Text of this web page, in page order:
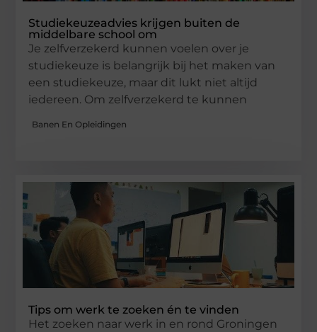
Studiekeuzeadvies krijgen buiten de
middelbare school om
Je zelfverzekerd kunnen voelen over je
studiekeuze is belangrijk bij het maken van
een studiekeuze, maar dit lukt niet altijd
iedereen. Om zelfverzekerd te kunnen
Banen En Opleidingen
Tips om werk te zoeken én te vinden
Het zoeken naar werk in en rond Groningen